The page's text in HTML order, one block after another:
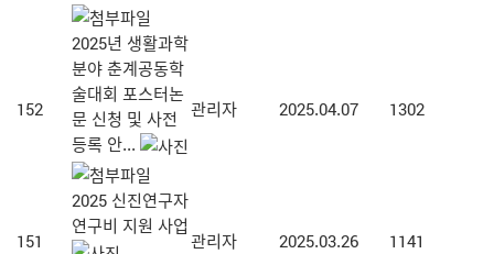
152
2025년 생활과학
분야 춘계공동학
술대회 포스터논
문 신청 및 사전
등록 안...
관리자 2025.04.07 1302
151
2025 신진연구자
연구비 지원 사업
관리자 2025.03.26 1141